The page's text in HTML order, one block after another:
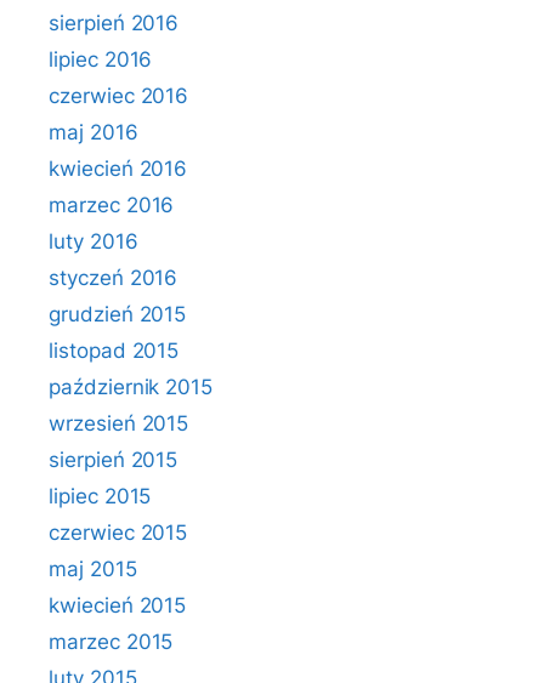
sierpień 2016
lipiec 2016
czerwiec 2016
maj 2016
kwiecień 2016
marzec 2016
luty 2016
styczeń 2016
grudzień 2015
listopad 2015
październik 2015
wrzesień 2015
sierpień 2015
lipiec 2015
czerwiec 2015
maj 2015
kwiecień 2015
marzec 2015
luty 2015